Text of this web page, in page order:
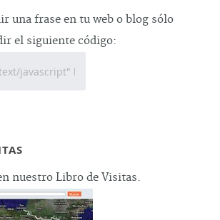
una frase en tu web o blog sólo
el siguiente código:
nuestro Libro de Visitas.